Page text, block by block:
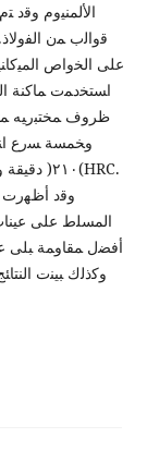
اﻷﻟﻤﻨﯿوم وﻗد
ﻗواﻟب ﻤن
ﻋﻠﻰ اﻟﺨواص
اﺴﺘﺨدﻤت ﻤﺎﻛﻨﺔ
ظروف ﻤﺨﺘﺒرﯿﻪ
وﻗد أظﻬرت
اﻟﻤﺴﻠط ﻋﻠﻰ